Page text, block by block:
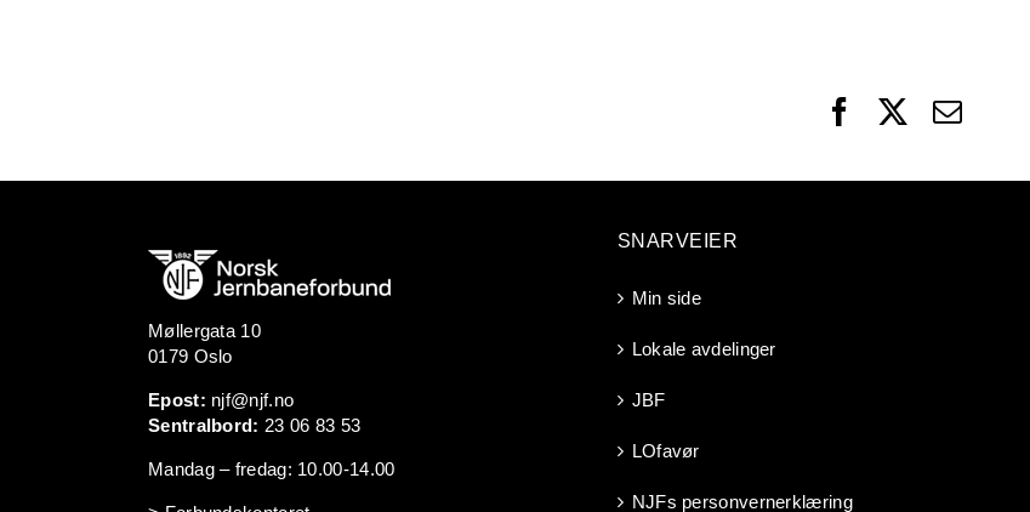
FacebookEmail
Møllergata 10
0179 Oslo
Epost: njf@njf.no
Sentralbord: 23 06 83 53
Mandag – fredag: 10.00-14.00
SNARVEIER
Min side
Lokale avdelinger
JBF
LOfavør
NJFs personvernerklæring